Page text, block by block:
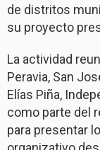
de distritos
su proyecto
La actividad
Peravia, San
Elías Piña,
como parte del
para presentar